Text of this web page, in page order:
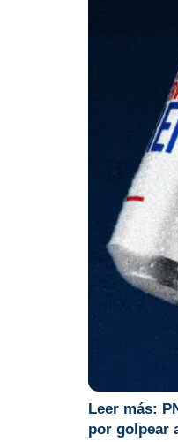
Leer más:
por golpear